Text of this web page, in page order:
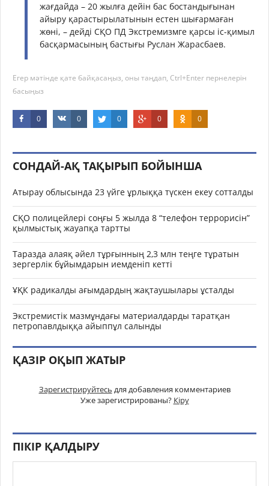
жағдайда – 20 жылға дейін бас бостандығынан
айыру қарастырылатынын естен шығармаған
жөні, – дейді СҚО ПД Экстремизмге қарсы іс-қимыл
басқармасының бастығы Руслан Жарасбаев.
Егер мәтінде қате байқасаңыз, оны таңдап, Ctrl+Enter пернелерін
басыңыз
0 0 0 0 0
СОНДАЙ-АҚ ТАҚЫРЫП БОЙЫНША
Атырау облысында 23 үйге ұрлыққа түскен екеу сотталды
СҚО полицейлері соңғы 5 жылда 8 “телефон террорисін”
қылмыстық жауапқа тартты
Таразда алаяқ әйел тұрғынның 2,3 млн теңге тұратын
зергерлік бұйымдарын иемденіп кетті
ҰҚК радикалды ағымдардың жақтаушылары ұсталды
Экстремистік мазмұндағы материалдарды таратқан
петропавлдыққа айыппұл салынды
ҚАЗІР ОҚЫП ЖАТЫР
Зарегистрируйтесь для добавления комментариев
Уже зарегистрированы? Кіру
ПІКІР ҚАЛДЫРУ